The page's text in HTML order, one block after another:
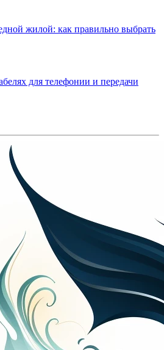
жилой: как правильно выбрать
для телефонии и передачи